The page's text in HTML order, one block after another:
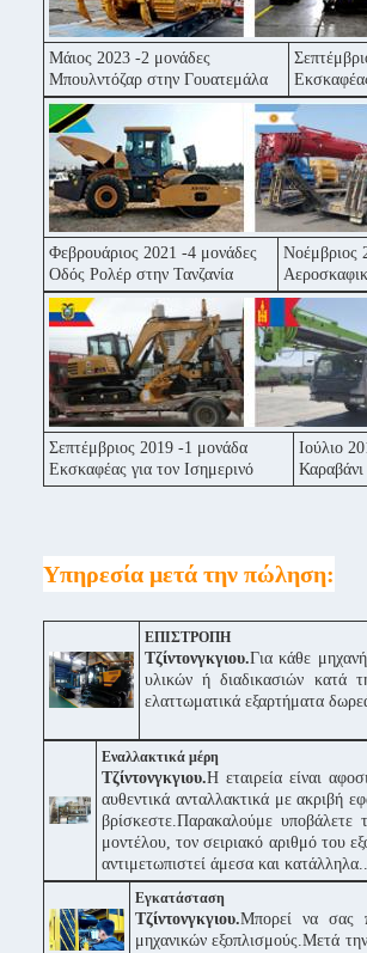
Μάιος 2023 -2 μονάδες
Μπουλντόζαρ στην Γουατεμάλα
Φεβρουάριος 2021 -4 μονάδες
Οδός Ρολέρ στην Τανζανία
Νοέμβριος
Σεπτέμβριος 2019 -1 μονάδα
Εκσκαφέας για τον Ισημερινό
Ιούλιο
Υπηρεσία μετά την πώληση:
ΕΠΙΣΤΡΟΠΗ
Τζίντονγκγιου.Για κάθε
υλικών ή διαδικασιών κατά
ελαττωματικά εξαρτήματα
Εναλλακτικά μέρη
Τζίντονγκγιου.Η εταιρεία είναι
αυθεντικά ανταλλακτικά με ακριβή
βρίσκεστε.Παρακαλούμε
μοντέλου, τον σειριακό αριθμό του
αντιμετωπιστεί άμεσα και κατάλληλα..
Εγκατάσταση
Τζίντονγκγιου.Μπορεί να σας
μηχανικών εξοπλισμούς.Μετά